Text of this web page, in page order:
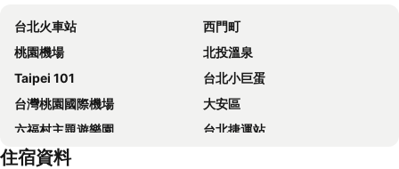
台北火車站
西門町
桃園機場
北投溫泉
Taipei 101
台北小巨蛋
台灣桃園國際機場
大安區
六福村主題遊樂園
台北捷運站
桃園高鐵站
住宿資料